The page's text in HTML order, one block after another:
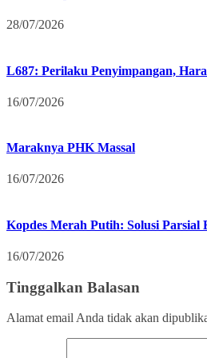
28/07/2026
L687: Perilaku Penyimpangan,
16/07/2026
Maraknya PHK Massal
16/07/2026
Kopdes Merah Putih: Solusi Parsial
16/07/2026
Tinggalkan Balasan
Alamat email Anda tidak akan